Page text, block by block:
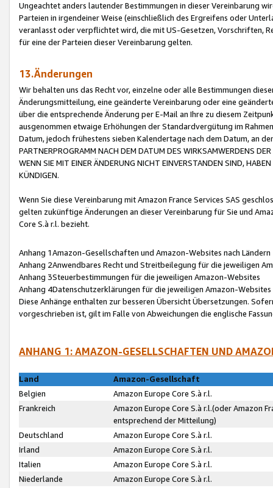
Ungeachtet anders lautender Bestimmungen in dieser Vereinbarung
Parteien in irgendeiner Weise (einschließlich des Ergreifens oder
veranlasst oder verpflichtet wird, die mit US-Gesetzen, Vorschriften,
für eine der Parteien dieser Vereinbarung gelten.
13.Änderungen
Wir behalten uns das Recht vor, einzelne oder alle Bestimmungen
Änderungsmitteilung, eine geänderte Vereinbarung oder eine
über die entsprechende Änderung per E-Mail an Ihre zu diesem
ausgenommen etwaige Erhöhungen der Standardvergütung im
Datum, jedoch frühestens sieben Kalendertage nach dem Datum, an
PARTNERPROGRAMM NACH DEM DATUM DES WIRKSAMWERDENS
WENN SIE MIT EINER ÄNDERUNG NICHT EINVERSTANDEN SIND,
KÜNDIGEN.
Wenn Sie diese Vereinbarung mit Amazon France Services SAS
gelten zukünftige Änderungen an dieser Vereinbarung für Sie und
Core S.à r.l. bezieht.
Anhang 1Amazon-Gesellschaften und Amazon-Websites nach Ländern
Anhang 2Anwendbares Recht und Streitbeilegung für die jeweiligen
Anhang 3Steuerbestimmungen für die jeweiligen Amazon-Websites
Anhang 4Datenschutzerklärungen für die jeweiligen Amazon-Websites
Diese Anhänge enthalten zur besseren Übersicht Übersetzungen.
vorgeschrieben ist, gilt im Falle von Abweichungen die englische
ANHANG 1: AMAZON-GESELLSCHAFTEN UND
Land
Amazon-Gesellschaft
Belgien
Amazon Europe Core S.à r.l.
Frankreich
Amazon Europe Core S.à r.l.(oder Amazon
entsprechend der Mitteilung)
Deutschland
Amazon Europe Core S.à r.l.
Irland
Amazon Europe Core S.à r.l.
Italien
Amazon Europe Core S.à r.l.
Niederlande
Amazon Europe Core S.à r.l.